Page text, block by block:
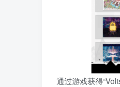
通过游戏获得